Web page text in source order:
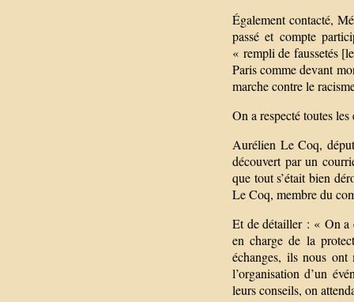
Également contacté,
passé et compte
« rempli de faussetés
Paris comme devant
marche contre le
On a respecté toutes
Aurélien Le Coq,
découvert par un
que tout s’était bien
Le Coq, membre du
Et de détailler : « On a
en charge de la
échanges, ils nous ont
l’organisation d’un
leurs conseils, on